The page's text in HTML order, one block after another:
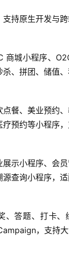
持原生开发与
商城小程序、
、拼团、储值、
点餐、美业预约
预约等小程序，
示小程序、会
查询小程序，
、答题、打卡、
，支持大